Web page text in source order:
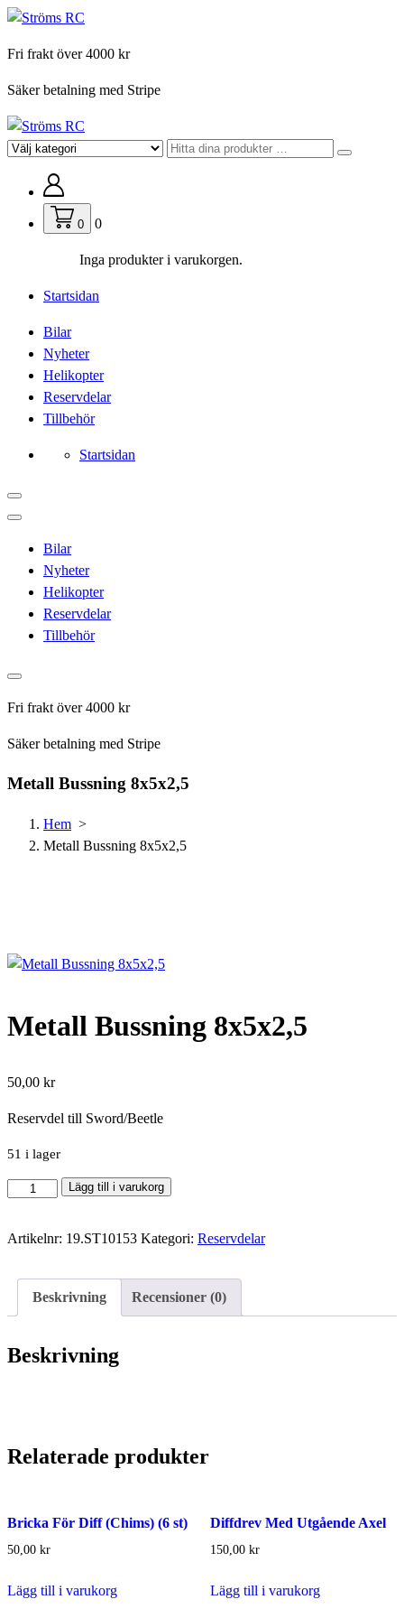
Hoppa
innehåll
Fri frakt över 4000 kr
Säker betalning med Stripe
För din hobby
0 0
Inga produkter i varukorgen.
Startsidan
Bilar
Nyheter
Helikopter
Reservdelar
Tillbehör
Startsidan
Bilar
Nyheter
Helikopter
Reservdelar
Tillbehör
Fri frakt över 4000 kr
Säker betalning med Stripe
Metall Bussning 8x5x2,5
Hem >
Metall Bussning 8x5x2,5
Metall Bussning 8x5x2,5
50,00 kr
Reservdel till Sword/Beetle
51 i lager
Metall
8x5x2,5
Lägg till i varukorg
Artikelnr: 19.ST10153 Kategori: Reservdelar
Beskrivning Recensioner (0)
Beskrivning
Relaterade produkter
Bricka För Diff (Chims) (6 st)
50,00 kr
Lägg till i varukorg
Diffdrev Med Utgående Axel
150,00 kr
Lägg till i varukorg